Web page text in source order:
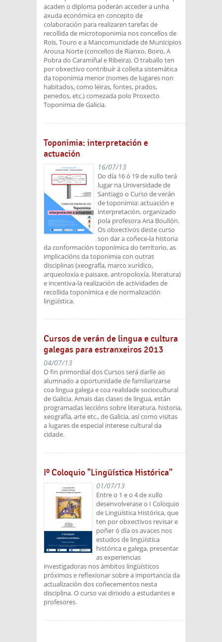
acaden o diploma poderán acceder a unha
axuda económica en concepto de
colaboración para realizaren tarefas de
recollida de microtoponimia nos concellos de
Rois, Touro e a Mancomunidade de Municipios
Arousa Norte (concellos de Rianxo, Boiro, A
Pobra do Caramiñal e Ribeira). O traballo ten
por obxectivo contribuír á colleita sistemática
da toponimia menor (nomes de lugares non
habitados, como leiras, fontes, prados,
penedos, etc.) comezada polo Proxecto
Toponimia de Galicia.
Toponimia: interpretación e
actuación
16/07/13
Do día 16 ó 19 de xullo terá
lugar na Universidade de
Santiago o Curso de verán
de toponimia: actuación e
interpretación, organizado
pola profesora Ana Boullón.
Os obxectivos deste curso
son dar a coñece-la historia
da conformación toponímica do territorio, as
implicacións da toponimia con outras
disciplinas (xeografía, marco xurídico,
arqueoloxía e paisaxe, antropoloxía, literatura)
e incentiva-la realización de actividades de
recollida toponímica e de normalización
lingüística.
Cursos de verán de lingua e cultura
galegas para estranxeiros 2013
04/07/13
O fin primordial dos Cursos será darlle ao
alumnado a oportunidade de familiarizarse
coa lingua galega e coa realidade sociocultural
de Galicia. Amais das clases de lingua, están
programadas leccións sobre literatura, historia,
xeografía, arte etc., de Galicia, así como visitas
a lugares de especial interese cultural da
cidade.
Iº Coloquio "Lingüística Histórica"
01/07/13
Entre o 1 e o 4 de xullo
desenvolverase o I Coloquio
de Lingüística Histórica, que
ten por obxectivos revisar e
poñer ó día os avaces nos
estudos de lingüística
histórica e galega, presentar
as experiencias
investigadoras nos ámbitos lingüísticos
próximos e reflexionar sobre a importancia da
actualización dos coñecementos nesta
disciplina. O curso vai dirixido a estudantes e
profesores.